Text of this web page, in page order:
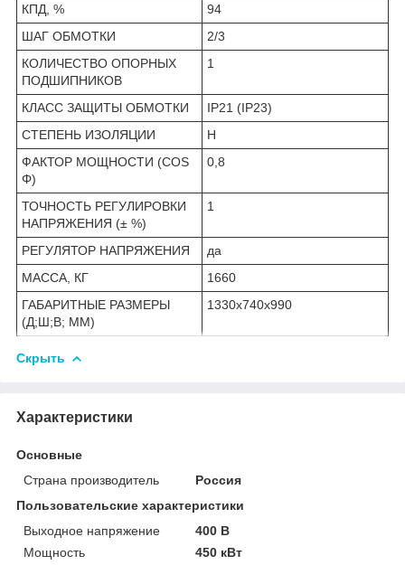
КПД, %
94
ШАГ ОБМОТКИ
2/3
КОЛИЧЕСТВО ОПОРНЫХ
ПОДШИПНИКОВ
1
КЛАСС ЗАЩИТЫ ОБМОТКИ
IP21 (IP23)
СТЕПЕНЬ ИЗОЛЯЦИИ
Н
ФАКТОР МОЩНОСТИ (COS
Φ)
0,8
ТОЧНОСТЬ РЕГУЛИРОВКИ
НАПРЯЖЕНИЯ (± %)
1
РЕГУЛЯТОР НАПРЯЖЕНИЯ
да
МАССА, КГ
1660
ГАБАРИТНЫЕ РАЗМЕРЫ
(Д;Ш;В; ММ)
1330x740x990
Скрыть
Характеристики
Основные
Страна производитель
Россия
Пользовательские характеристики
Выходное напряжение
400 В
Мощность
450 кВт